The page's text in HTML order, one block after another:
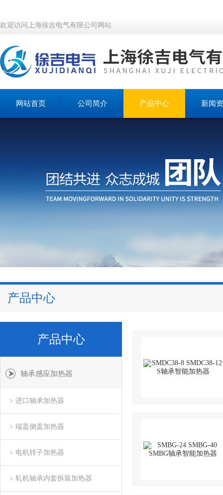
欢迎访问上海徐吉电气有限公司网站
网站首页 公司简介 产品中心 新闻
产品中心
产品中心
轴承感应加热器
> 进口轴承加热器
> 端盖侧盖加热器
> 电机转子加热器
> 轧机轴承内套拆装加热器